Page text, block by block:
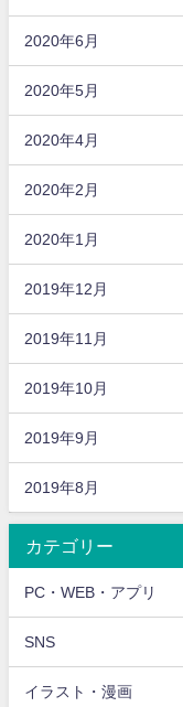
2020年6月
2020年5月
2020年4月
2020年2月
2020年1月
2019年12月
2019年11月
2019年10月
2019年9月
2019年8月
カテゴリー
PC・WEB・アプリ
SNS
イラスト・漫画